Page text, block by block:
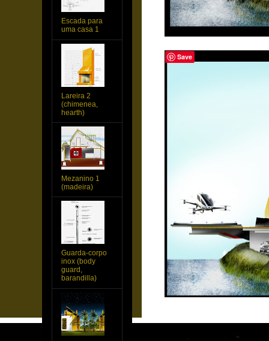
Escada para
uma casa 1
Lareira 2
(chimenea,
hearth)
Mezanino 1
(madeira)
Guarda-corpo
inox (body
guard,
barandilla)
Save